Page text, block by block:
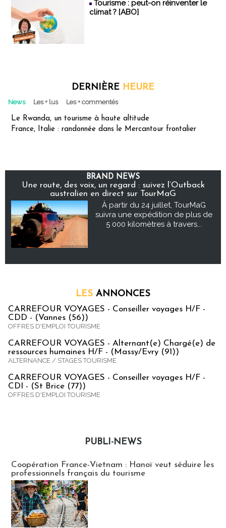
Tourisme : peut-on réinventer le
climat ? [ABO]
DERNIÈRE HEURE
News Les + lus Les + commentés
Le Rwanda, un tourisme à haute altitude
France, Italie : randonnée dans le Mercantour frontalier
BRAND NEWS
Une route, des voix, un regard : suivez l’Outback
australien en direct sur TourMaG
À partir du 24 juillet, TourMaG
suivra une expédition de plus de
5 000 kilomètres à travers...
LES ANNONCES
CARREFOUR VOYAGES - Conseiller voyages H/F -
CDD - (Vannes (56))
OFFRES D'EMPLOI TOURISME
CARREFOUR VOYAGES - Alternant(e) Chargé(e) de
ressources humaines H/F - (Massy/Evry (91))
ALTERNANCE / STAGES TOURISME
CARREFOUR VOYAGES - Conseiller voyages H/F -
CDI - (St Brice (77))
OFFRES D'EMPLOI TOURISME
PUBLI-NEWS
Coopération France-Vietnam : Hanoï veut séduire les
professionnels français du tourisme